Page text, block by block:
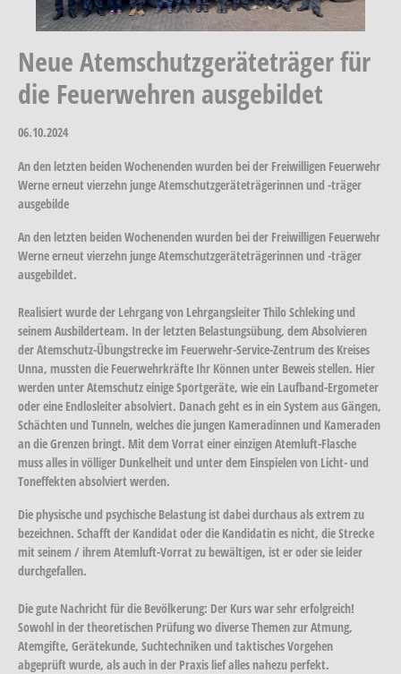
Neue Atemschutzgeräteträger für
die Feuerwehren ausgebildet
06.10.2024
An den letzten beiden Wochenenden wurden bei der Freiwilligen Feuerwehr
Werne erneut vierzehn junge Atemschutzgeräteträgerinnen und -träger
ausgebilde
An den letzten beiden Wochenenden wurden bei der Freiwilligen Feuerwehr
Werne erneut vierzehn junge Atemschutzgeräteträgerinnen und -träger
ausgebildet.
Realisiert wurde der Lehrgang von Lehrgangsleiter Thilo Schleking und
seinem Ausbilderteam. In der letzten Belastungsübung, dem Absolvieren
der Atemschutz-Übungstrecke im Feuerwehr-Service-Zentrum des Kreises
Unna, mussten die Feuerwehrkräfte Ihr Können unter Beweis stellen. Hier
werden unter Atemschutz einige Sportgeräte, wie ein Laufband-Ergometer
oder eine Endlosleiter absolviert. Danach geht es in ein System aus Gängen,
Schächten und Tunneln, welches die jungen Kameradinnen und Kameraden
an die Grenzen bringt. Mit dem Vorrat einer einzigen Atemluft-Flasche
muss alles in völliger Dunkelheit und unter dem Einspielen von Licht- und
Toneffekten absolviert werden.
Die physische und psychische Belastung ist dabei durchaus als extrem zu
bezeichnen. Schafft der Kandidat oder die Kandidatin es nicht, die Strecke
mit seinem / ihrem Atemluft-Vorrat zu bewältigen, ist er oder sie leider
durchgefallen.
Die gute Nachricht für die Bevölkerung: Der Kurs war sehr erfolgreich!
Sowohl in der theoretischen Prüfung wo diverse Themen zur Atmung,
Atemgifte, Gerätekunde, Suchtechniken und taktisches Vorgehen
abgeprüft wurde, als auch in der Praxis lief alles nahezu perfekt.